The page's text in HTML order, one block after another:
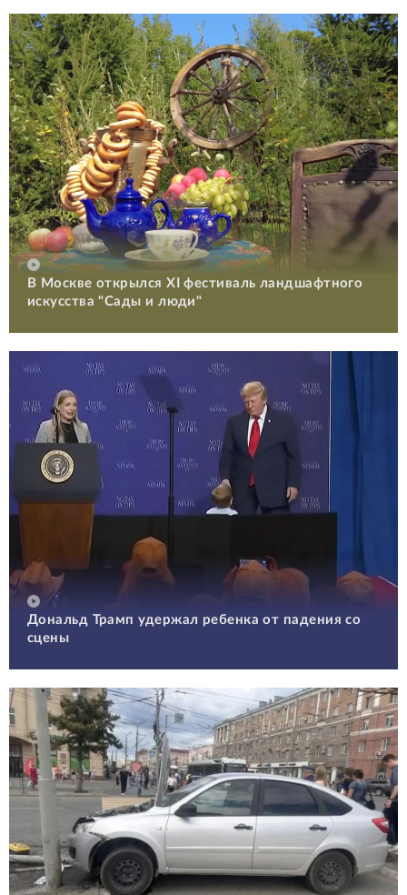
В Москве открылся XI фестиваль ландшафтного
искусства "Сады и люди"
Дональд Трамп удержал ребенка от падения со
сцены